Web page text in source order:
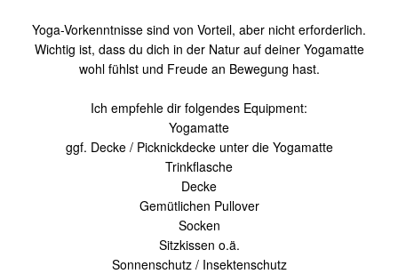
Yoga-Vorkenntnisse sind von Vorteil, aber nicht erforderlich.
Wichtig ist, dass du dich in der Natur auf deiner Yogamatte
wohl fühlst und Freude an Bewegung hast.
Ich empfehle dir folgendes Equipment:
Yogamatte
ggf. Decke / Picknickdecke unter die Yogamatte
Trinkflasche
Decke
Gemütlichen Pullover
Socken
Sitzkissen o.ä.
Sonnenschutz / Insektenschutz